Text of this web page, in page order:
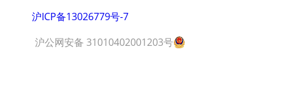
沪ICP备13026779号-7
沪公网安备 31010402001203号